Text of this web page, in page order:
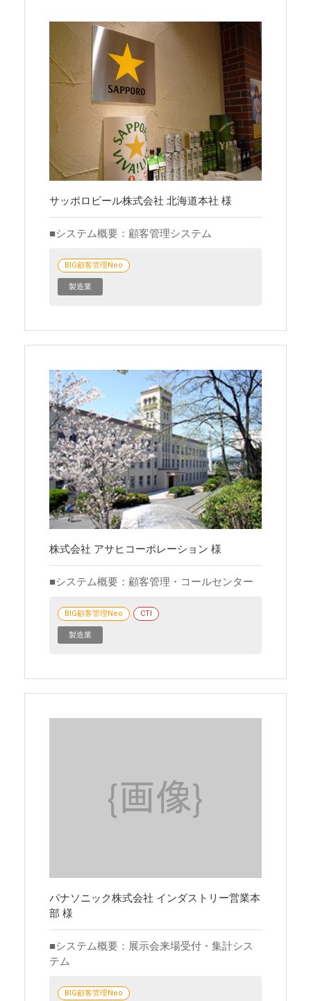
サッポロビール株式会社 北海道本社 様
システム概要：顧客管理システム
BIG顧客管理Neo
製造業
株式会社 アサヒコーポレーション 様
システム概要：顧客管理・コールセンター
BIG顧客管理Neo CTI
製造業
パナソニック株式会社 インダストリー営業本
部 様
システム概要：展示会来場受付・集計シス
テム
BIG顧客管理Neo